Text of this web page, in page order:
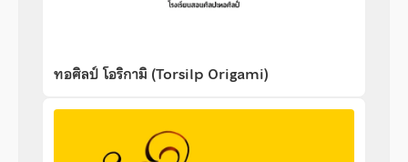
ทอศิลป์ โอริกามิ (Torsilp Origami)